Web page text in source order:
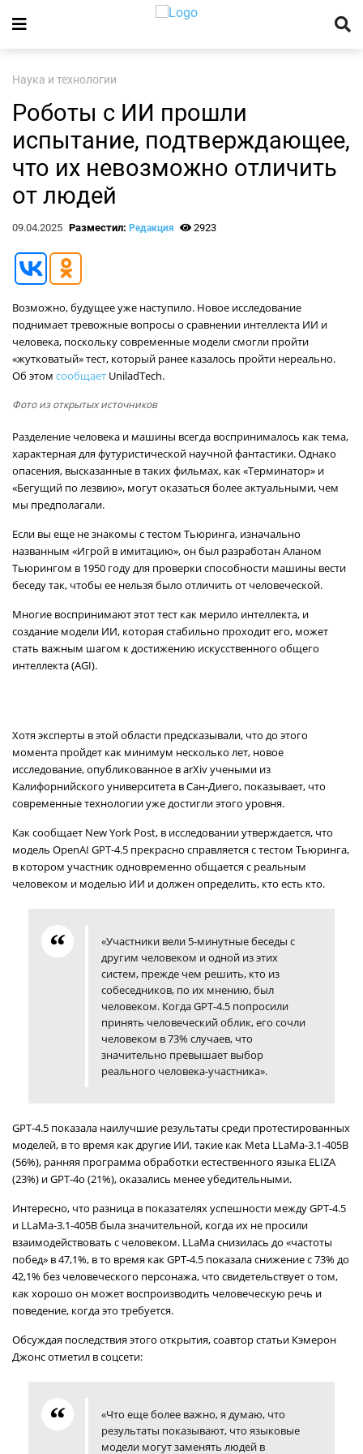
Наука и технологии
Роботы с ИИ прошли
испытание, подтверждающее,
что их невозможно отличить
от людей
09.04.2025 Разместил: Редакция 2923
Возможно, будущее уже наступило. Новое исследование
поднимает тревожные вопросы о сравнении интеллекта ИИ и
человека, поскольку современные модели смогли пройти
«жутковатый» тест, который ранее казалось пройти нереально.
Об этом сообщает UniladTech.
Фото из открытых источников
Разделение человека и машины всегда воспринималось как тема,
характерная для футуристической научной фантастики. Однако
опасения, высказанные в таких фильмах, как «Терминатор» и
«Бегущий по лезвию», могут оказаться более актуальными, чем
мы предполагали.
Если вы еще не знакомы с тестом Тьюринга, изначально
названным «Игрой в имитацию», он был разработан Аланом
Тьюрингом в 1950 году для проверки способности машины вести
беседу так, чтобы ее нельзя было отличить от человеческой.
Многие воспринимают этот тест как мерило интеллекта, и
создание модели ИИ, которая стабильно проходит его, может
стать важным шагом к достижению искусственного общего
интеллекта (AGI).
Хотя эксперты в этой области предсказывали, что до этого
момента пройдет как минимум несколько лет, новое
исследование, опубликованное в arXiv учеными из
Калифорнийского университета в Сан-Диего, показывает, что
современные технологии уже достигли этого уровня.
Как сообщает New York Post, в исследовании утверждается, что
модель OpenAI GPT-4.5 прекрасно справляется с тестом Тьюринга,
в котором участник одновременно общается с реальным
человеком и моделью ИИ и должен определить, кто есть кто.
«Участники вели 5-минутные беседы с
другим человеком и одной из этих
систем, прежде чем решить, кто из
собеседников, по их мнению, был
человеком. Когда GPT-4.5 попросили
принять человеческий облик, его сочли
человеком в 73% случаев, что
значительно превышает выбор
реального человека-участника».
GPT-4.5 показала наилучшие результаты среди протестированных
моделей, в то время как другие ИИ, такие как Meta LLaMa-3.1-405B
(56%), ранняя программа обработки естественного языка ELIZA
(23%) и GPT-4o (21%), оказались менее убедительными.
Интересно, что разница в показателях успешности между GPT-4.5
и LLaMa-3.1-405B была значительной, когда их не просили
взаимодействовать с человеком. LLaMa снизилась до «частоты
побед» в 47,1%, в то время как GPT-4.5 показала снижение с 73% до
42,1% без человеческого персонажа, что свидетельствует о том,
как хорошо он может воспроизводить человеческую речь и
поведение, когда это требуется.
Обсуждая последствия этого открытия, соавтор статьи Кэмерон
Джонс отметил в соцсети:
«Что еще более важно, я думаю, что
результаты показывают, что языковые
модели могут заменять людей в